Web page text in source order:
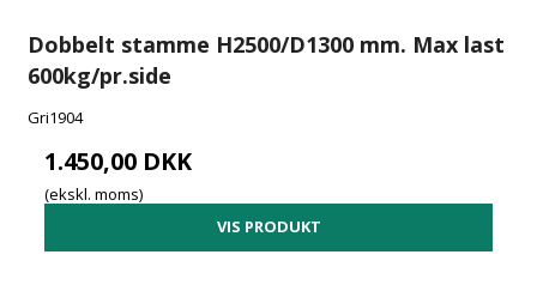
Dobbelt stamme H2500/D1300 mm. Max last
600kg/pr.side
Gri1904
1.450,00 DKK
(ekskl. moms)
VIS PRODUKT